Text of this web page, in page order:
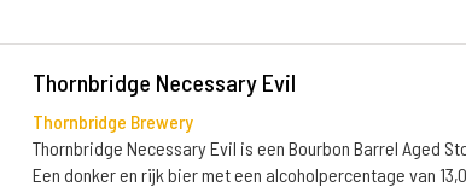
Thornbridge Necessary Evil
Thornbridge Brewery
Thornbridge Necessary Evil is een Bourbon Barrel Aged
Een donker en rijk bier met een alcoholpercentage van